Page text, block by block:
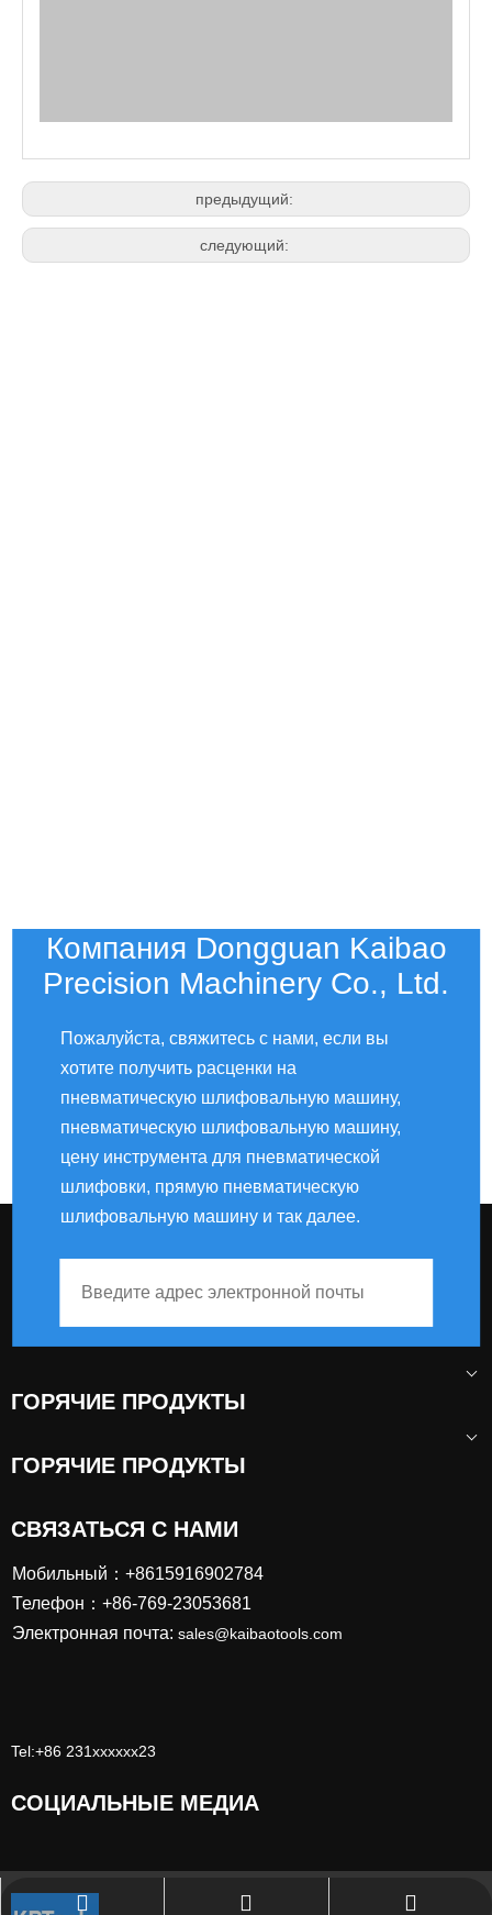
предыдущий:
следующий:
Компания Dongguan Kaibao
Precision Machinery Co., Ltd.
Пожалуйста, свяжитесь с нами, если вы
хотите получить расценки на
пневматическую шлифовальную машину,
пневматическую шлифовальную машину,
цену инструмента для пневматической
шлифовки, прямую пневматическую
шлифовальную машину и так далее.
ГОРЯЧИЕ ПРОДУКТЫ
ГОРЯЧИЕ ПРОДУКТЫ
СВЯЗАТЬСЯ С НАМИ
Мобильный：+8615916902784
Телефон：+86-769-23053681
Электронная почта: sales@kaibaotools.com
Tel:+86 231xxxxxx23
СОЦИАЛЬНЫЕ МЕДИА